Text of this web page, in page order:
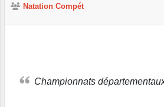
Natation Compét
Championnats